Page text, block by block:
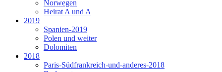
Norwegen
Heirat A und A
2019
Spanien-2019
Polen und weiter
Dolomiten
2018
Paris-Südfrankreich-und-anderes-2018